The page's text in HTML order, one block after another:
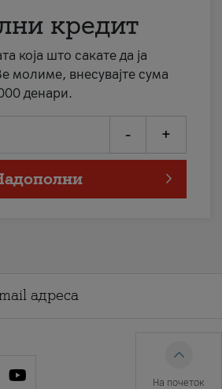
кредит
која што сакате да ја
молиме, внесувајте сума
денари.
- +
На почеток